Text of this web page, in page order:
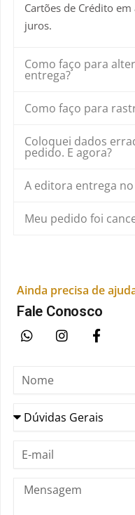
Cartões de Crédito
juros.
Como faço para
entrega?
Como faço para
Coloquei dados
pedido. E agora?
A editora entrega
Meu pedido foi
Ainda precisa de
Fale Conosco